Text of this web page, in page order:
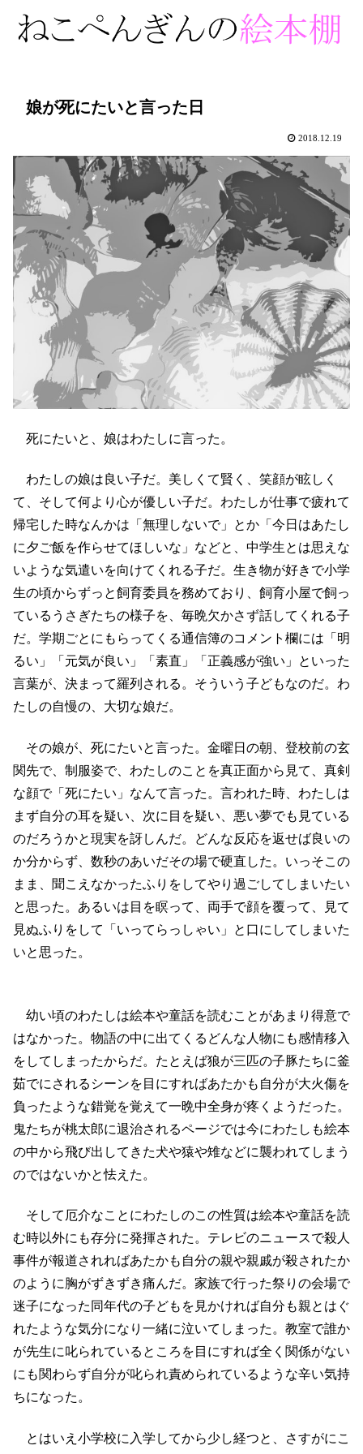
娘が死にたいと言った日
2018.12.19
死にたいと、娘はわたしに言った。
わたしの娘は良い子だ。美しくて賢く、笑顔が眩しく
て、そして何より心が優しい子だ。わたしが仕事で疲れて
帰宅した時なんかは「無理しないで」とか「今日はあたし
に夕ご飯を作らせてほしいな」などと、中学生とは思えな
いような気遣いを向けてくれる子だ。生き物が好きで小学
生の頃からずっと飼育委員を務めており、飼育小屋で飼っ
ているうさぎたちの様子を、毎晩欠かさず話してくれる子
だ。学期ごとにもらってくる通信簿のコメント欄には「明
るい」「元気が良い」「素直」「正義感が強い」といった
言葉が、決まって羅列される。そういう子どもなのだ。わ
たしの自慢の、大切な娘だ。
その娘が、死にたいと言った。金曜日の朝、登校前の玄
関先で、制服姿で、わたしのことを真正面から見て、真剣
な顔で「死にたい」なんて言った。言われた時、わたしは
まず自分の耳を疑い、次に目を疑い、悪い夢でも見ている
のだろうかと現実を訝しんだ。どんな反応を返せば良いの
か分からず、数秒のあいだその場で硬直した。いっそこの
まま、聞こえなかったふりをしてやり過ごしてしまいたい
と思った。あるいは目を瞑って、両手で顔を覆って、見て
見ぬふりをして「いってらっしゃい」と口にしてしまいた
いと思った。
幼い頃のわたしは絵本や童話を読むことがあまり得意で
はなかった。物語の中に出てくるどんな人物にも感情移入
をしてしまったからだ。たとえば狼が三匹の子豚たちに釜
茹でにされるシーンを目にすればあたかも自分が大火傷を
負ったような錯覚を覚えて一晩中全身が疼くようだった。
鬼たちが桃太郎に退治されるページでは今にわたしも絵本
の中から飛び出してきた犬や猿や雉などに襲われてしまう
のではないかと怯えた。
そして厄介なことにわたしのこの性質は絵本や童話を読
む時以外にも存分に発揮された。テレビのニュースで殺人
事件が報道されればあたかも自分の親や親戚が殺されたか
のように胸がずきずき痛んだ。家族で行った祭りの会場で
迷子になった同年代の子どもを見かければ自分も親とはぐ
れたような気分になり一緒に泣いてしまった。教室で誰か
が先生に叱られているところを目にすれば全く関係がない
にも関わらず自分が叱られ責められているような辛い気持
ちになった。
とはいえ小学校に入学してから少し経つと、さすがにこ